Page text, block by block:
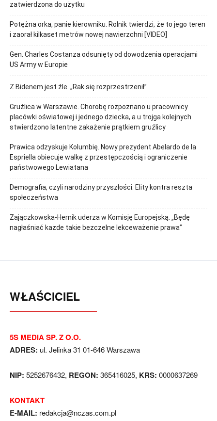
zatwierdzona do użytku
Potężna orka, panie kierowniku. Rolnik twierdzi, że to jego teren
i zaorał kilkaset metrów nowej nawierzchni [VIDEO]
Gen. Charles Costanza odsunięty od dowodzenia operacjami
US Army w Europie
Z Bidenem jest źle. „Rak się rozprzestrzenił”
Gruźlica w Warszawie. Chorobę rozpoznano u pracownicy
placówki oświatowej i jednego dziecka, a u trojga kolejnych
stwierdzono latentne zakażenie prątkiem gruźlicy
Prawica odzyskuje Kolumbię. Nowy prezydent Abelardo de la
Espriella obiecuje walkę z przestępczością i ograniczenie
państwowego Lewiatana
Demografia, czyli narodziny przyszłości. Elity kontra reszta
społeczeństwa
Zajączkowska-Hernik uderza w Komisję Europejską. „Będę
nagłaśniać każde takie bezczelne lekceważenie prawa”
WŁAŚCICIEL
5S MEDIA SP. Z O.O.
ADRES: ul. Jelinka 31 01-646 Warszawa
NIP: 5252676432, REGON: 365416025, KRS: 0000637269
KONTAKT
E-MAIL: redakcja@nczas.com.pl